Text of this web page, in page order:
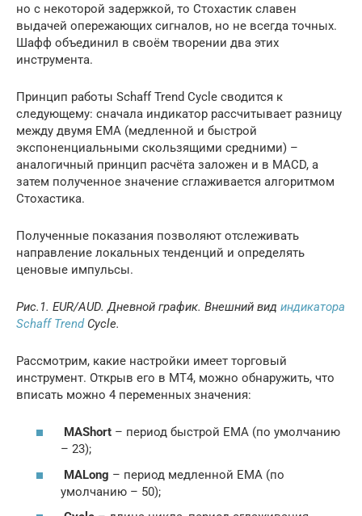
но с некоторой задержкой, то Стохастик славен
выдачей опережающих сигналов, но не всегда точных.
Шафф объединил в своём творении два этих
инструмента.
Принцип работы Schaff Trend Cycle сводится к
следующему: сначала индикатор рассчитывает разницу
между двумя EMA (медленной и быстрой
экспоненциальными скользящими средними) –
аналогичный принцип расчёта заложен и в MACD, а
затем полученное значение сглаживается алгоритмом
Стохастика.
Полученные показания позволяют отслеживать
направление локальных тенденций и определять
ценовые импульсы.
Рис.1. EUR/AUD. Дневной график. Внешний вид индикатора
Schaff TrendCycle.
Рассмотрим, какие настройки имеет торговый
инструмент. Открыв его в МТ4, можно обнаружить, что
вписать можно 4 переменных значения:
MAShort – период быстрой EMA (по умолчанию
– 23);
MALong – период медленной EMA (по
умолчанию – 50);